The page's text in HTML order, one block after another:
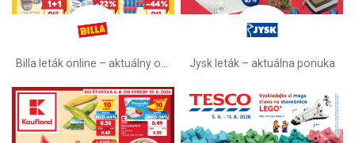
Billa leták online –⁠ aktuálny od stredy Jysk leták – aktuálna ponuka